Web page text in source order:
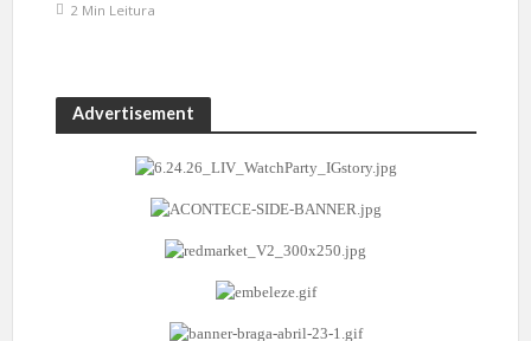
2 Min Leitura
Advertisement